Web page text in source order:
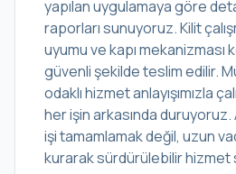
yapılan uygulamaya göre
raporları sunuyoruz. Kilit
uyumu ve kapı
güvenli şekilde teslim edilir.
odaklı hizmet anlayışımızla
her işin arkasında duruyoruz.
işi tamamlamak değil, uzun
kurarak sürdürülebilir hizmet